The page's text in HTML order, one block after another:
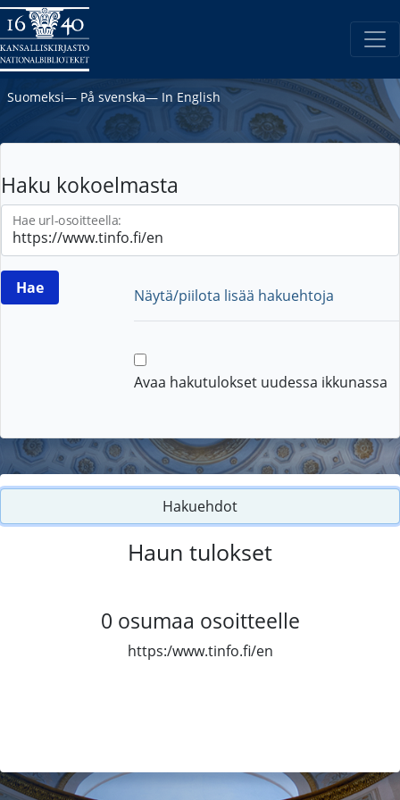
Suomeksi― På svenska― In English
Haku kokoelmasta
Hae url-osoitteella:
Näytä/piilota lisää hakuehtoja
Avaa hakutulokset uudessa ikkunassa
Hakuehdot
Haun tulokset
0 osumaa osoitteelle
https:/www.tinfo.fi/en